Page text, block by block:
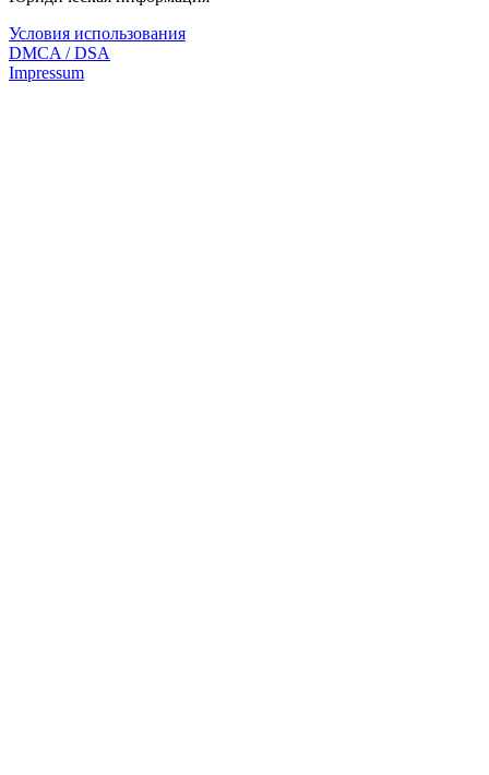
Условия использования
DMCA / DSA
Impressum